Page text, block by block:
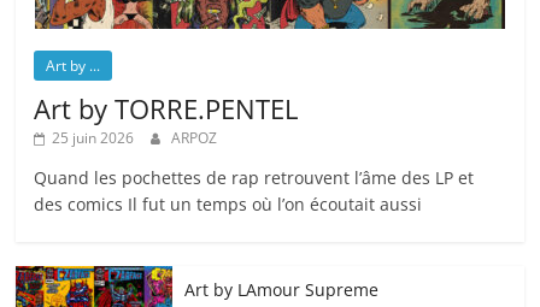
Art by ...
Art by TORRE.PENTEL
25 juin 2026 ARPOZ
Quand les pochettes de rap retrouvent l’âme des LP et
des comics Il fut un temps où l’on écoutait aussi
Art by LAmour Supreme